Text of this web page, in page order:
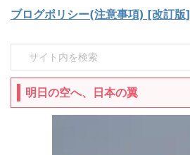
ブログポリシー(注意事項) [改訂版]
明日の空へ、日本の翼